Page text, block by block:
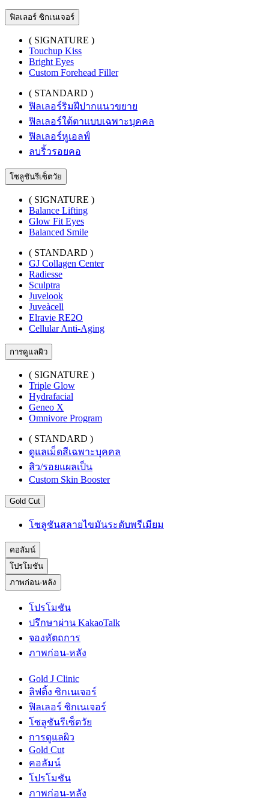
ฟิลเลอร์ ซิกเนเจอร์
( SIGNATURE )
Touchup Kiss
Bright Eyes
Custom Forehead Filler
( STANDARD )
ฟิลเลอร์ริมฝีปากแนวขยาย
ฟิลเลอร์ใต้ตาแบบเฉพาะบุคคล
ฟิลเลอร์หูเอลฟ์
ลบริ้วรอยคอ
โซลูชันรีเซ็ตวัย
( SIGNATURE )
Balance Lifting
Glow Fit Eyes
Balanced Smile
( STANDARD )
GJ Collagen Center
Radiesse
Sculptra
Juvelook
Juveàcell
Elravie RE2O
Cellular Anti-Aging
การดูแลผิว
( SIGNATURE )
Triple Glow
Hydrafacial
Geneo X
Omnivore Program
( STANDARD )
ดูแลเม็ดสีเฉพาะบุคคล
สิว/รอยแผลเป็น
Custom Skin Booster
Gold Cut
โซลูชันสลายไขมันระดับพรีเมียม
คอลัมน์
โปรโมชัน
ภาพก่อน-หลัง
โปรโมชัน
ปรึกษาผ่าน KakaoTalk
จองหัตถการ
ภาพก่อน-หลัง
Gold J Clinic
ลิฟติ้ง ซิกเนเจอร์
ฟิลเลอร์ ซิกเนเจอร์
โซลูชันรีเซ็ตวัย
การดูแลผิว
Gold Cut
คอลัมน์
โปรโมชัน
ภาพก่อน-หลัง